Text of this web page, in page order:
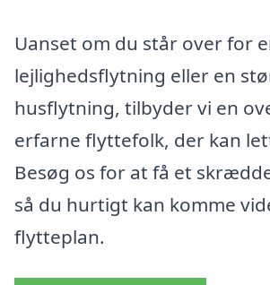
Uanset om du står over for
lejlighedsflytning eller en
husflytning, tilbyder vi en
erfarne flyttefolk, der kan
Besøg os for at få et
så du hurtigt kan komme
flytteplan.